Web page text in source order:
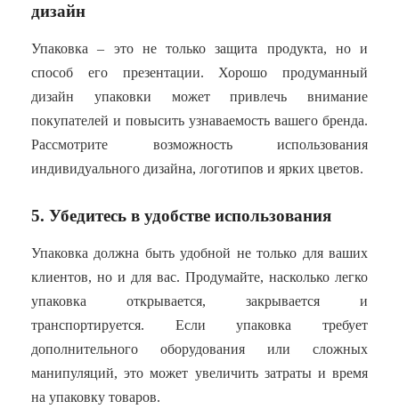
дизайн
Упаковка – это не только защита продукта, но и
способ его презентации. Хорошо продуманный
дизайн упаковки может привлечь внимание
покупателей и повысить узнаваемость вашего бренда.
Рассмотрите возможность использования
индивидуального дизайна, логотипов и ярких цветов.
5. Убедитесь в удобстве использования
Упаковка должна быть удобной не только для ваших
клиентов, но и для вас. Продумайте, насколько легко
упаковка открывается, закрывается и
транспортируется. Если упаковка требует
дополнительного оборудования или сложных
манипуляций, это может увеличить затраты и время
на упаковку товаров.